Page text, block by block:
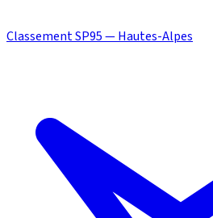
Classement SP95 — Hautes-Alpes